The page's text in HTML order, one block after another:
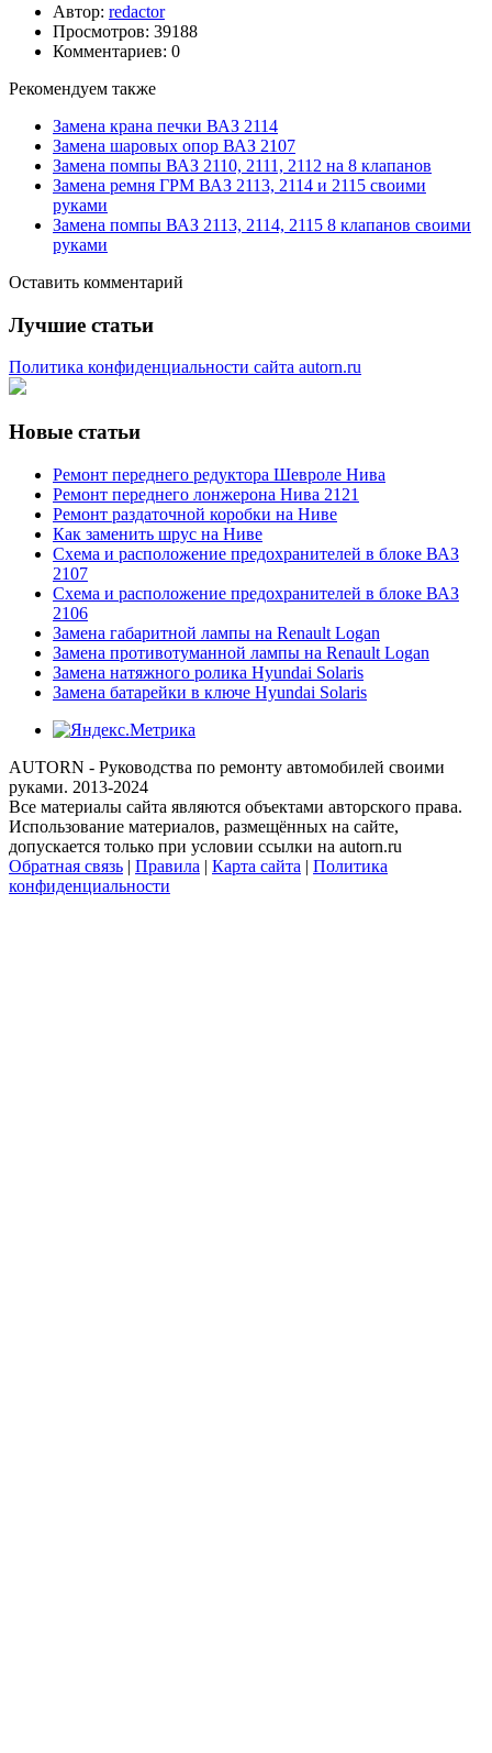
Автор: redactor
Просмотров: 39188
Комментариев: 0
Рекомендуем также
Замена крана печки ВАЗ 2114
Замена шаровых опор ВАЗ 2107
Замена помпы ВАЗ 2110, 2111, 2112 на 8 клапанов
Замена ремня ГРМ ВАЗ 2113, 2114 и 2115 своими
руками
Замена помпы ВАЗ 2113, 2114, 2115 8 клапанов своими
руками
Оставить комментарий
Лучшие статьи
Политика конфиденциальности сайта autorn.ru
Новые статьи
Ремонт переднего редуктора Шевроле Нива
Ремонт переднего лонжерона Нива 2121
Ремонт раздаточной коробки на Ниве
Как заменить шрус на Ниве
Схема и расположение предохранителей в блоке ВАЗ
2107
Схема и расположение предохранителей в блоке ВАЗ
2106
Замена габаритной лампы на Renault Logan
Замена противотуманной лампы на Renault Logan
Замена натяжного ролика Hyundai Solaris
Замена батарейки в ключе Hyundai Solaris
AUTORN - Руководства по ремонту автомобилей своими
руками. 2013-2024
Все материалы сайта являются объектами авторского права.
Использование материалов, размещённых на сайте,
допускается только при условии ссылки на autorn.ru
Обратная связь | Правила | Карта сайта | Политика
конфиденциальности